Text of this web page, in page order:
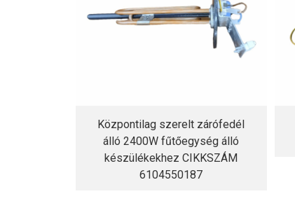
Központilag szerelt zárófedél
álló 2400W fűtőegység álló
készülékekhez CIKKSZÁM
6104550187